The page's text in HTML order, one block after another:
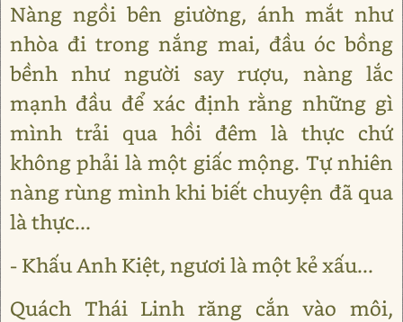
Nàng ngồi bên giường, ánh mắt như
nhòa đi trong nắng mai, đầu óc bồng
bềnh như người say rượu, nàng lắc
mạnh đầu để xác định rằng những gì
mình trải qua hồi đêm là thực chứ
không phải là một giấc mộng. Tự nhiên
nàng rùng mình khi biết chuyện đã qua
là thực...
- Khấu Anh Kiệt, ngươi là một kẻ xấu...
Quách Thái Linh răng cắn vào môi,